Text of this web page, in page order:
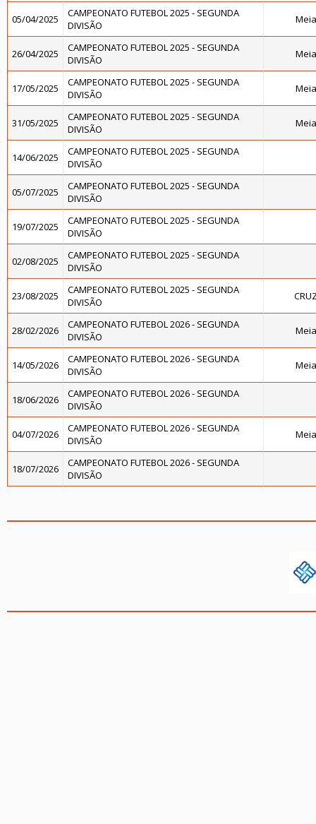
05/04/2025
CAMPEONATO FUTEBOL 2025 - SEGUNDA
DIVISÃO
26/04/2025
CAMPEONATO FUTEBOL 2025 - SEGUNDA
DIVISÃO
17/05/2025
CAMPEONATO FUTEBOL 2025 - SEGUNDA
DIVISÃO
31/05/2025
CAMPEONATO FUTEBOL 2025 - SEGUNDA
DIVISÃO
14/06/2025
CAMPEONATO FUTEBOL 2025 - SEGUNDA
DIVISÃO
05/07/2025
CAMPEONATO FUTEBOL 2025 - SEGUNDA
DIVISÃO
19/07/2025
CAMPEONATO FUTEBOL 2025 - SEGUNDA
DIVISÃO
02/08/2025
CAMPEONATO FUTEBOL 2025 - SEGUNDA
DIVISÃO
23/08/2025
CAMPEONATO FUTEBOL 2025 - SEGUNDA
DIVISÃO
28/02/2026
CAMPEONATO FUTEBOL 2026 - SEGUNDA
DIVISÃO
14/05/2026
CAMPEONATO FUTEBOL 2026 - SEGUNDA
DIVISÃO
18/06/2026
CAMPEONATO FUTEBOL 2026 - SEGUNDA
DIVISÃO
04/07/2026
CAMPEONATO FUTEBOL 2026 - SEGUNDA
DIVISÃO
18/07/2026
CAMPEONATO FUTEBOL 2026 - SEGUNDA
DIVISÃO